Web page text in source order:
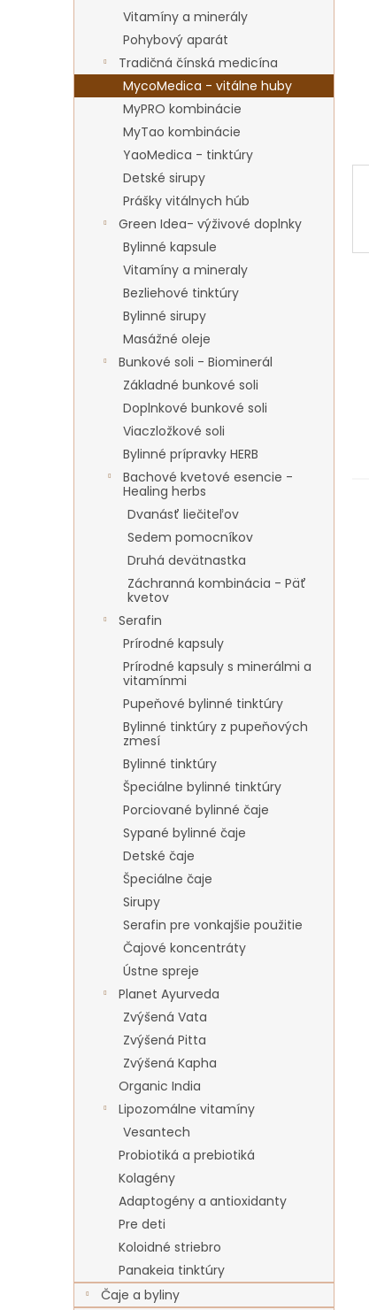
Vitamíny a minerály
Pohybový aparát
Tradičná čínská medicína
MycoMedica - vitálne huby
MyPRO kombinácie
MyTao kombinácie
YaoMedica - tinktúry
Detské sirupy
Prášky vitálnych húb
Green Idea- výživové doplnky
Bylinné kapsule
Vitamíny a mineraly
Bezliehové tinktúry
Bylinné sirupy
Masážné oleje
Bunkové soli - Biominerál
Základné bunkové soli
Doplnkové bunkové soli
Viaczložkové soli
Bylinné prípravky HERB
Bachové kvetové esencie -
Healing herbs
Dvanásť liečiteľov
Sedem pomocníkov
Druhá devätnastka
Záchranná kombinácia - Päť
kvetov
Serafin
Prírodné kapsuly
Prírodné kapsuly s minerálmi a
vitamínmi
Pupeňové bylinné tinktúry
Bylinné tinktúry z pupeňových
zmesí
Bylinné tinktúry
Špeciálne bylinné tinktúry
Porciované bylinné čaje
Sypané bylinné čaje
Detské čaje
Špeciálne čaje
Sirupy
Serafin pre vonkajšie použitie
Čajové koncentráty
Ústne spreje
Planet Ayurveda
Zvýšená Vata
Zvýšená Pitta
Zvýšená Kapha
Organic India
Lipozomálne vitamíny
Vesantech
Probiotiká a prebiotiká
Kolagény
Adaptogény a antioxidanty
Pre deti
Koloidné striebro
Panakeia tinktúry
Čaje a byliny